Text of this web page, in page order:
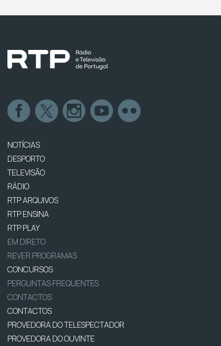
NOTÍCIAS
DESPORTO
TELEVISÃO
RÁDIO
RTP ARQUIVOS
RTP ENSINA
RTP PLAY
EM DIRETO
REVER PROGRAMAS
CONCURSOS
PERGUNTAS FREQUENTES
CONTACTOS
CONTACTOS
PROVEDORA DO TELESPECTADOR
PROVEDORA DO OUVINTE